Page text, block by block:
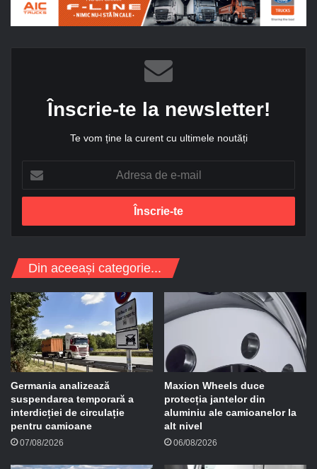
Înscrie-te la newsletter!
Te vom ține la curent cu ultimele noutăți
r
s
d
-
m
a
i
l
Din aceeași categorie...
Germania analizează
suspendarea temporară a
interdicției de circulație
pentru camioane
07/08/2026
Maxion Wheels duce
protecția jantelor din
aluminiu ale camioanelor la
alt nivel
06/08/2026